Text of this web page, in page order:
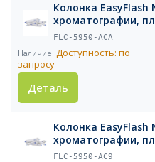
Колонка
хроматографии,
1600 г, 1 шт.
FLC-5950-ACA
Доступность: по
запросу
Деталь
Колонка
хроматографии,
800 г, 1 шт.
FLC-5950-AC9